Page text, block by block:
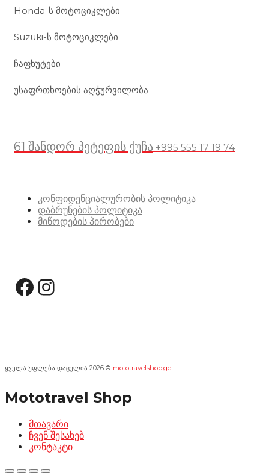
Honda-ს მოტოციკლები
Suzuki-ს მოტოციკლები
ჩაფხუტები
უსაფრთხოების აღჭურვილობა
61 შანდორ პეტეფის ქუჩა +995 555 17 19 74
კონფიდენციალურობის პოლიტიკა
დაბრუნების პოლიტიკა
მიწოდების პირობები
Facebook
Instagram
ყველა უფლება დაცულია 2026 © mototravelshop.ge
Mototravel Shop
მთავარი
ჩვენ შესახებ
კონტაკტი